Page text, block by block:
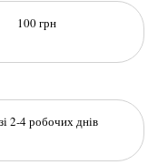
100 грн
2-4 робочих днів